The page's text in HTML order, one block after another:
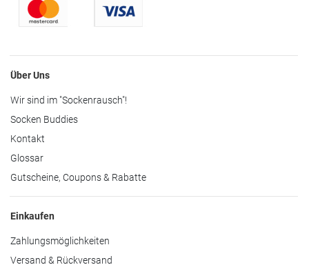
Über Uns
Wir sind im "Sockenrausch"!
Socken Buddies
Kontakt
Glossar
Gutscheine, Coupons & Rabatte
Einkaufen
Zahlungsmöglichkeiten
Versand & Rückversand